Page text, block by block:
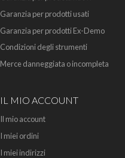
Garanzia per prodotti usati
Garanzia per prodotti Ex-Demo
Condizioni degli strumenti
Merce danneggiata o incompleta
IL MIO ACCOUNT
Il mio account
I miei ordini
I miei indirizzi